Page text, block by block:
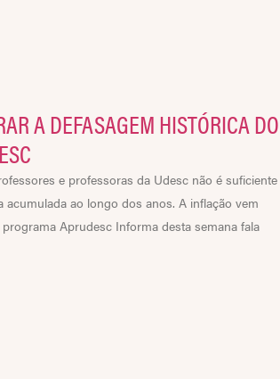
A DEFASAGEM HISTÓRICA DO
e professoras da Udesc não é suficiente
ao longo dos anos. A inflação vem
Aprudesc Informa desta semana fala